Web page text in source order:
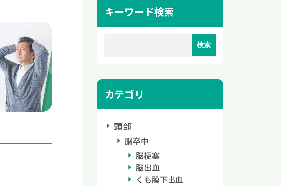
キーワード検索
カテゴリ
頭部
脳卒中
脳梗塞
脳出血
くも膜下出血